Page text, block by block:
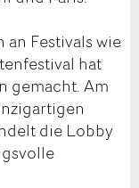
Festivals wie
hat
gemacht. Am
die Lobby